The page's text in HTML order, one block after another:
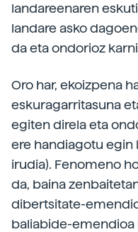
landareenaren
landare asko
da eta ondorioz
Oro har, ekoizpena
eskuragarritasuna
egiten direla eta
ere handiagotu egin
irudia). Fenomeno
da, baina
dibertsitate-
baliabide-emendioa